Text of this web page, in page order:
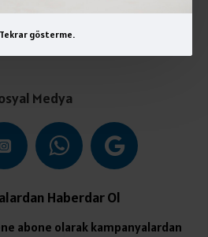
Tekrar gösterme.
Medya
Haberdar Ol
abone olarak kampanyalardan